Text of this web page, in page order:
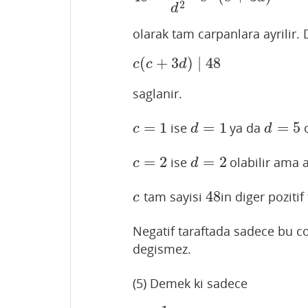
d2
olarak tam carpanlara ayrilir.
c(c + 3d) 48
c c+ 3d)∣ 48
saglanir.
c = 1
c=1 ised = 1
d=1 ya dad = 5
d=5
c = 2
c=2 ised = 2
d=2 olabilir ama
c
c tam sayisi 48
48in diger pozitif
Negatif taraftada sadece bu
degismez.
(5) Demek ki sadece